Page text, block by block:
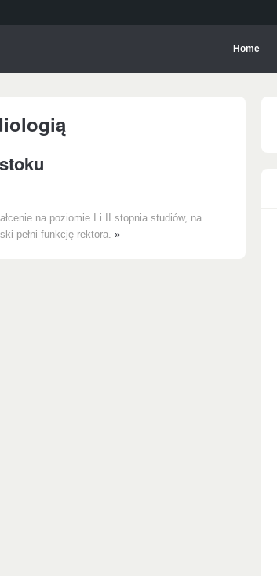
Home
na poziomie I i II stopnia studiów, na
pełni funkcję rektora. »